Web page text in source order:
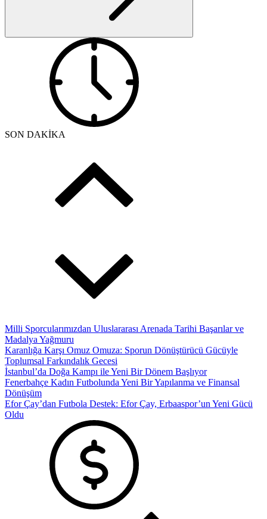
SON DAKİKA
Milli Sporcularımızdan Uluslararası Arenada Tarihi Başarılar ve
Madalya Yağmuru
Karanlığa Karşı Omuz Omuza: Sporun Dönüştürücü Gücüyle
Toplumsal Farkındalık Gecesi
İstanbul’da Doğa Kampı ile Yeni Bir Dönem Başlıyor
Fenerbahçe Kadın Futbolunda Yeni Bir Yapılanma ve Finansal
Dönüşüm
Efor Çay’dan Futbola Destek: Efor Çay, Erbaaspor’un Yeni Gücü
Oldu